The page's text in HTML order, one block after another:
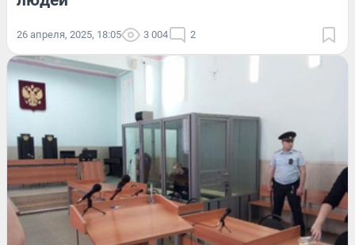
26 апреля, 2025, 18:05 3 004 2